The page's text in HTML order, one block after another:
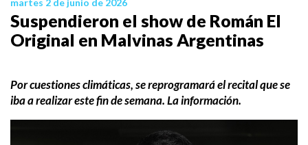
martes 2 de junio de 2026
Suspendieron el show de Román El
Original en Malvinas Argentinas
Por cuestiones climáticas, se reprogramará el recital que se
iba a realizar este fin de semana. La información.